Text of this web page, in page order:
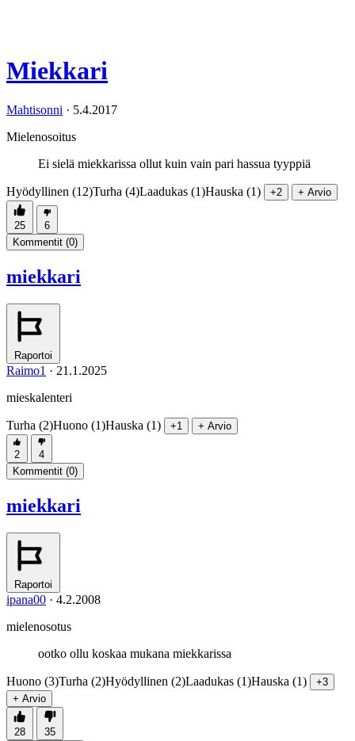
Miekkari
Mahtisonni · 5.4.2017
Mielenosoitus
Ei sielä miekkarissa ollut kuin vain pari hassua tyyppiä
Hyödyllinen (12)Turha (4)Laadukas (1)Hauska (1) +2 + Arvio
25
6
Kommentit (0)
miekkari
Raportoi
Raimo1 · 21.1.2025
mieskalenteri
Turha (2)Huono (1)Hauska (1) +1 + Arvio
2
4
Kommentit (0)
miekkari
Raportoi
ipana00 · 4.2.2008
mielenosotus
ootko ollu koskaa mukana miekkarissa
Huono (3)Turha (2)Hyödyllinen (2)Laadukas (1)Hauska (1)
+3
+ Arvio
28
35